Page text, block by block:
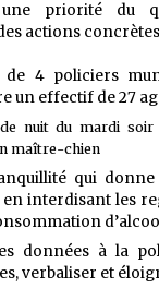
priorité du
actions
de 4 policiers
un effectif de 27
nuit du mardi soir
maître-chien
qui
en interdisant les
données à la
verbaliser et